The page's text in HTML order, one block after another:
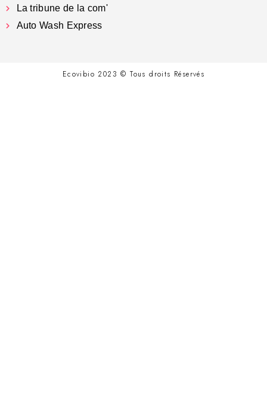
La tribune de la com'
Auto Wash Express
Ecovibio 2023 © Tous droits Réservés